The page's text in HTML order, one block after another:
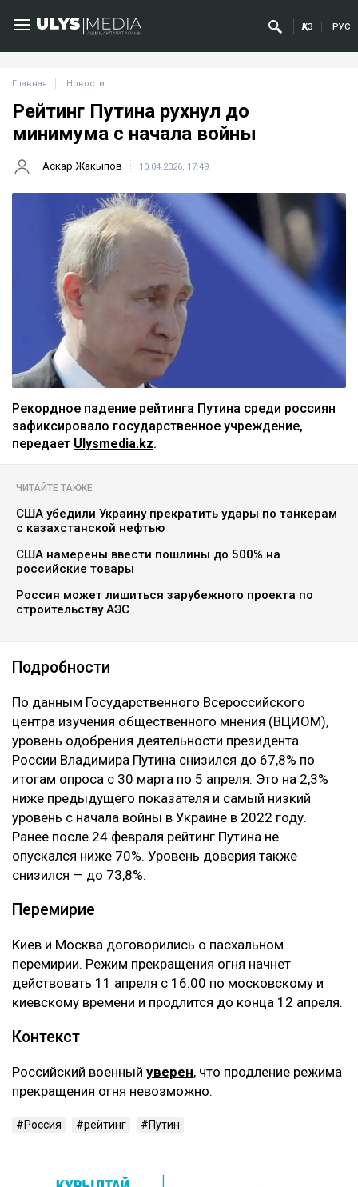
ҚАЗ РУС
Главная Новости
Рейтинг Путина рухнул до
минимума с начала войны
Аскар Жакыпов 10.04.2026, 17:49
Рекордное падение рейтинга Путина среди россиян
зафиксировало государственное учреждение,
передает Ulysmedia.kz.
ЧИТАЙТЕ ТАКЖЕ
США убедили Украину прекратить удары по танкерам
с казахстанской нефтью
США намерены ввести пошлины до 500% на
российские товары
Россия может лишиться зарубежного проекта по
строительству АЭС
Подробности
По данным Государственного Всероссийского
центра изучения общественного мнения (ВЦИОМ),
уровень одобрения деятельности президента
России Владимира Путина снизился до 67,8% по
итогам опроса с 30 марта по 5 апреля. Это на 2,3%
ниже предыдущего показателя и самый низкий
уровень с начала войны в Украине в 2022 году.
Ранее после 24 февраля рейтинг Путина не
опускался ниже 70%. Уровень доверия также
снизился — до 73,8%.
Перемирие
Киев и Москва договорились о пасхальном
перемирии. Режим прекращения огня начнет
действовать 11 апреля с 16:00 по московскому и
киевскому времени и продлится до конца 12 апреля.
Контекст
Российский военный уверен, что продление режима
прекращения огня невозможно.
Россия рейтинг Путин